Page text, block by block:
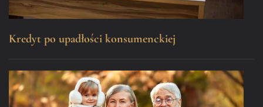
Kredyt po upadłości konsumenckiej